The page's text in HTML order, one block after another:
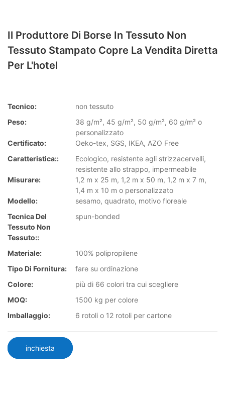
Il Produttore Di Borse In Tessuto Non
Tessuto Stampato Copre La Vendita Diretta
Per L'hotel
Tecnico:
non tessuto
Peso:
38 g/m², 45 g/m², 50 g/m², 60 g/m² o
personalizzato
Certificato:
Oeko-tex, SGS, IKEA, AZO Free
Caratteristica::
Ecologico, resistente agli strizzacervelli,
resistente allo strappo, impermeabile
Misurare:
1,2 m x 25 m, 1,2 m x 50 m, 1,2 m x 7 m,
1,4 m x 10 m o personalizzato
Modello:
sesamo, quadrato, motivo floreale
Tecnica Del
Tessuto Non
Tessuto::
spun-bonded
Materiale:
100% polipropilene
Tipo Di Fornitura:
fare su ordinazione
Colore:
più di 66 colori tra cui scegliere
MOQ:
1500 kg per colore
Imballaggio:
6 rotoli o 12 rotoli per cartone
inchiesta